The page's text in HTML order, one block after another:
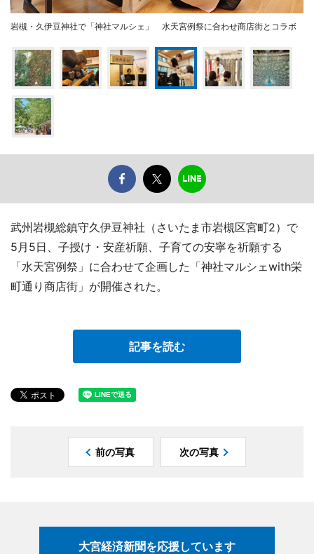
岩槻・久伊豆神社で「神社マルシェ」 水天宮例祭に合わせ商店街とコラボ
武州岩槻総鎮守久伊豆神社（さいたま市岩槻区宮町2）で
5月5日、子授け・安産祈願、子育ての安寧を祈願する
「水天宮例祭」に合わせて企画した「神社マルシェwith栄
町通り商店街」が開催された。
記事を読む
前の写真 次の写真
大宮経済新聞を応援しています